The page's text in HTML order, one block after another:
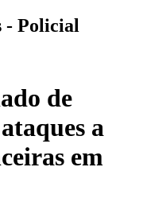
- Policial
de
a
em